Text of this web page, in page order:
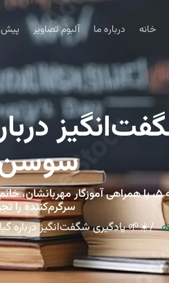
خانه درباره ما آلبوم تصاویر پیش
سوسن ۱
دانش‌آموزان کلاس سوسن ۱ دبستان صدرا منطقه ۵،
سرگرم‌کننده را
☀️🌱 یادگیری شگفت‌انگیز درباره